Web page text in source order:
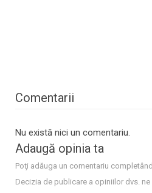
Comentarii
Nu există nici un comentariu.
Adaugă opinia ta
Poţi adăuga un comentariu
Decizia de publicare a opiniilor dvs.